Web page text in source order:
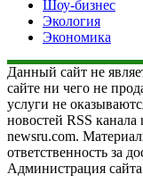
Шоу-бизнес
Экология
Экономика
Данный сайт не
сайте ни чего не
услуги не
новостей RSS канала
newsru.com.
ответственность за
Администрация сайта